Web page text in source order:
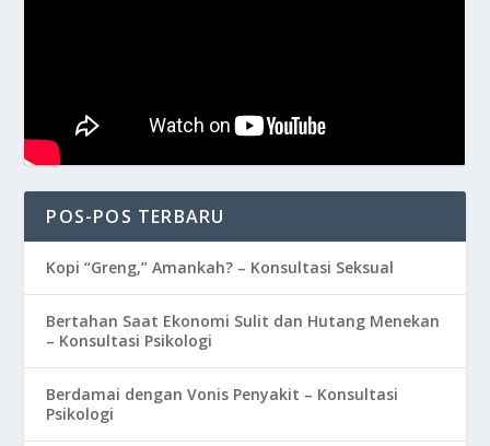
POS-POS TERBARU
Kopi “Greng,” Amankah? – Konsultasi Seksual
Bertahan Saat Ekonomi Sulit dan Hutang Menekan
– Konsultasi Psikologi
Berdamai dengan Vonis Penyakit – Konsultasi
Psikologi